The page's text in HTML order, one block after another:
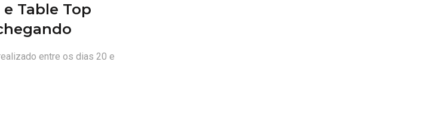
Table Top
entre os dias 20 e